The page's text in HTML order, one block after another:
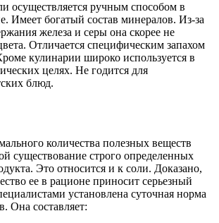
осуществляется ручным способом в
Имеет богатый состав минералов. Из-за
железа и серы она скорее не
Отличается специфическим запахом
кулинарии широко используется в
целях. Не годится для
блюд.
количества полезных веществ
существование строго определенных
Это относится и к соли. Доказано,
ее в рационе приносит серьезный
установлена суточная норма
Она составляет: